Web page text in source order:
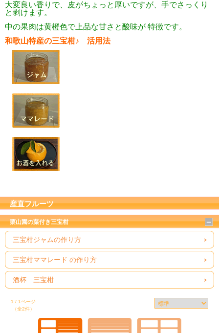
大変良い香りで、皮がちょっと厚いですが、手でさっくり
と剥けます。
中の果肉は黄橙色で上品な甘さと酸味が 特徴です。
和歌山特産の三宝柑♪ 活用法
産直フルーツ
栗山園の葉付き三宝柑
三宝柑ジャムの作り方
三宝柑ママレード の作り方
酒杯 三宝柑
1 / 1ページ
（全2件）